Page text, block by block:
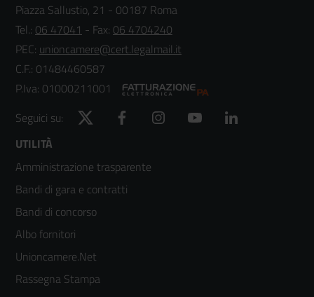
Piazza Sallustio, 21 - 00187 Roma
Tel.: 06 47041 - Fax: 06 4704240
PEC: unioncamere@cert.legalmail.it
C.F.: 01484460587
P.Iva: 01000211001
Seguici su:
Twitter Facebook Instagram YouTube
Footer
menù
colonna
2
UTILITÀ
Amministrazione trasparente
Bandi di gara e contratti
Bandi di concorso
Albo fornitori
Unioncamere.Net
Rassegna Stampa